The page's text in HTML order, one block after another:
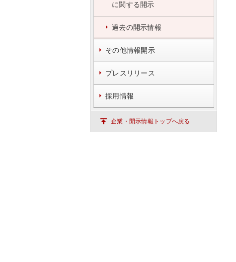
に関する開示
過去の開示情報
その他情報開示
プレスリリース
採用情報
企業・開示情報トップへ戻る